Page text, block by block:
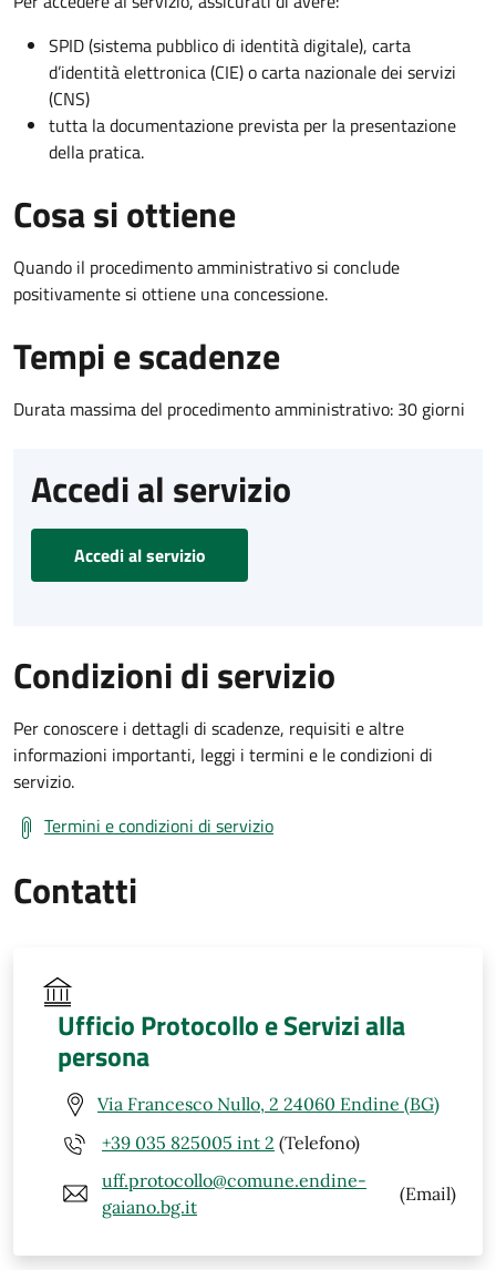
SPID (sistema pubblico di identità digitale), carta
d’identità elettronica (CIE) o carta nazionale dei servizi
(CNS)
tutta la documentazione prevista per la presentazione
della pratica.
Cosa si ottiene
Quando il procedimento amministrativo si conclude
positivamente si ottiene una concessione.
Tempi e scadenze
Durata massima del procedimento amministrativo: 30 giorni
Accedi al servizio
Accedi al servizio
Condizioni di servizio
Per conoscere i dettagli di scadenze, requisiti e altre
informazioni importanti, leggi i termini e le condizioni di
servizio.
Termini e condizioni di servizio
Contatti
Ufficio Protocollo e Servizi alla
persona
Via Francesco Nullo, 2 24060 Endine (BG)
+39 035 825005 int 2 (Telefono)
uff.protocollo@comune.endine-
gaiano.bg.it
(Email)